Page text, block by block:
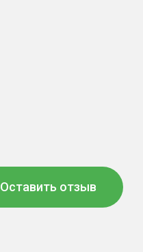
Оставить отзыв